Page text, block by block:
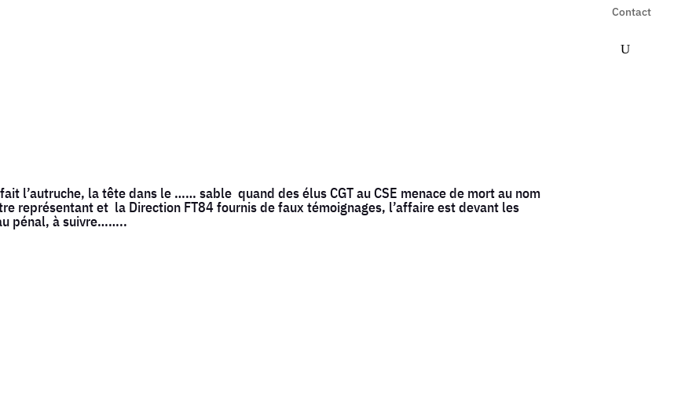
Contact
l’autruche, la tête dans le …… sable quand des élus CGT au CSE menace de mort au nom
représentant et la Direction FT84 fournis de faux témoignages, l’affaire est devant les
pénal, à suivre……..